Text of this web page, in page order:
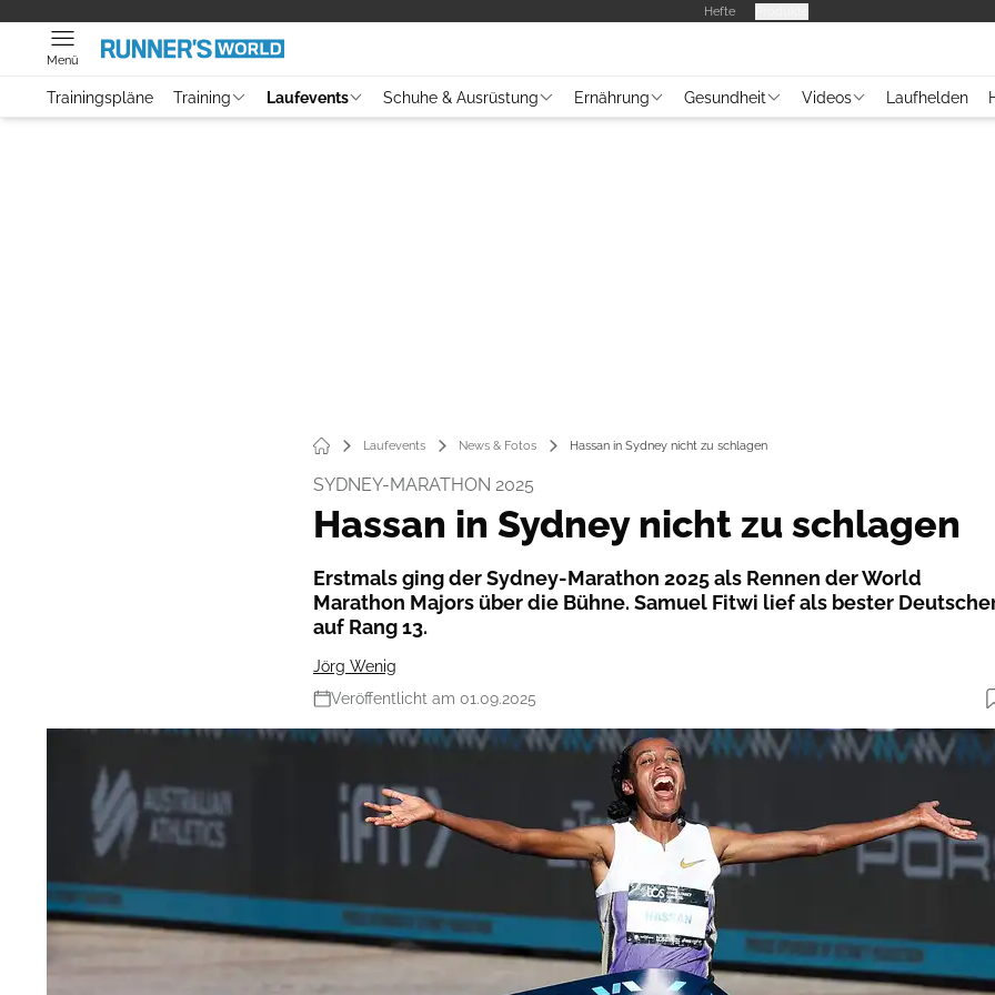
Hefte
Menü
Trainingspläne Training Laufevents Schuhe & Ausrüstung Ernährung Gesundheit Videos Laufhelden
Laufevents News & Fotos Hassan in Sydney nicht zu schlagen
SYDNEY-MARATHON 2025
Hassan in Sydney nicht zu schlagen
Erstmals ging der Sydney-Marathon 2025 als Rennen der World
Marathon Majors über die Bühne. Samuel Fitwi lief als bester
auf Rang 13.
Jörg Wenig
Veröffentlicht am 01.09.2025